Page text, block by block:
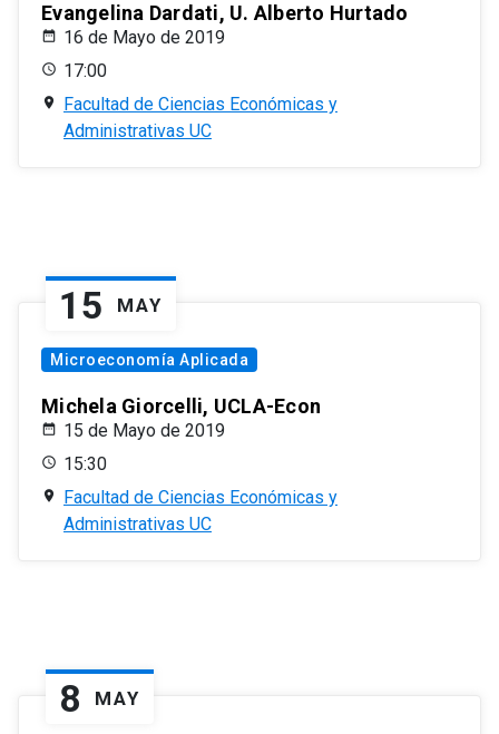
Evangelina Dardati, U. Alberto Hurtado
16 de Mayo de 2019
17:00
Facultad de Ciencias Económicas y
Administrativas UC
15 MAY
Microeconomía Aplicada
Michela Giorcelli, UCLA-Econ
15 de Mayo de 2019
15:30
Facultad de Ciencias Económicas y
Administrativas UC
8 MAY